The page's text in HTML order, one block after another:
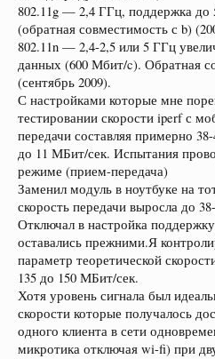
802.11g — 2,4 ГГц, поддержка до
(обратная совместимость с b)
802.11n — 2,4-2,5 или 5 ГГц
данных (600 Мбит/c). Обратная
(сентябрь 2009).
С настройками которые мне
тестировании скорости iperf с
передачи составляя примерно
до 11 МБит/сек. Испытания
режиме (прием-передача)
Заменил модуль в ноутбуке на
скорость передачи выросла до
Отключал в настройка
оставались прежними.Я
параметр теоретической
135 до 150 МБит/сек.
Хотя уровень сигнала был
скорости которые получалось
одного клиента в сети
микротика отключая wi-fi) при